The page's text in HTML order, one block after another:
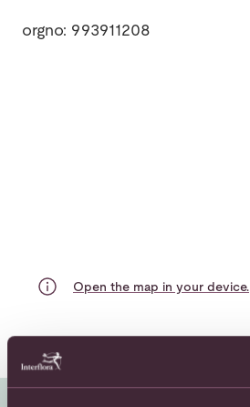
orgno: 993911208
Open the map in your device.